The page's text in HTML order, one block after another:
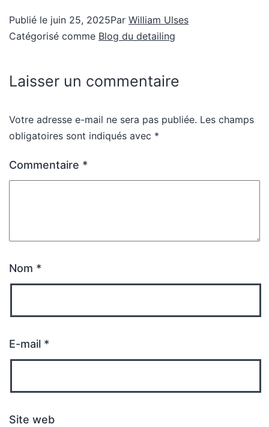
Publié le juin 25, 2025Par William Ulses
Catégorisé comme Blog du detailing
Laisser un commentaire
Votre adresse e-mail ne sera pas publiée. Les champs
obligatoires sont indiqués avec *
Commentaire *
Nom *
E-mail *
Site web